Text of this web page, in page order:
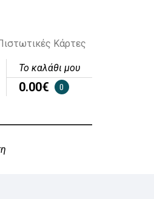
Κάρτες
Το καλάθι μου
0.00€ 0